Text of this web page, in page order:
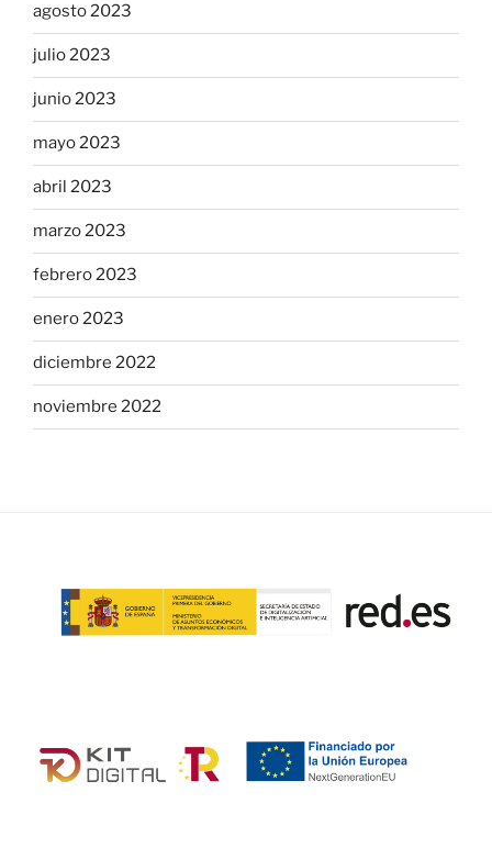
agosto 2023
julio 2023
junio 2023
mayo 2023
abril 2023
marzo 2023
febrero 2023
enero 2023
diciembre 2022
noviembre 2022